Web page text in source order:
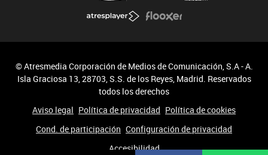
© Atresmedia Corporación de Medios de Comunicación, S.A - A.
Isla Graciosa 13, 28703, S.S. de los Reyes, Madrid. Reservados
todos los derechos
Aviso legal Política de privacidad Política de cookies
Cond. de participación Configuración de privacidad
Accesibilidad